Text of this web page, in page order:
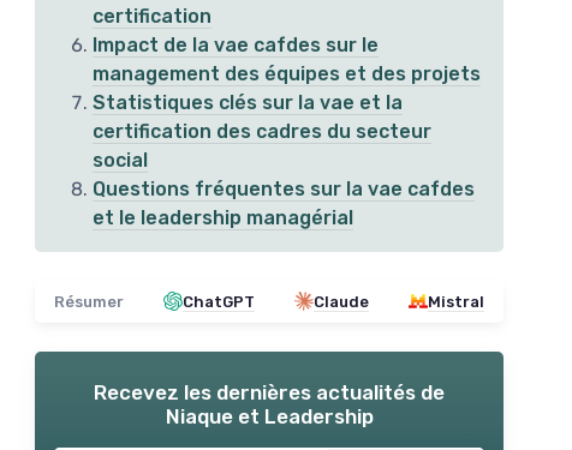
certification
Impact de la vae cafdes sur le
management des équipes et des projets
Statistiques clés sur la vae et la
certification des cadres du secteur
social
Questions fréquentes sur la vae cafdes
et le leadership managérial
Résumer ChatGPT Claude Mistral
Recevez les dernières actualités de
Niaque et Leadership